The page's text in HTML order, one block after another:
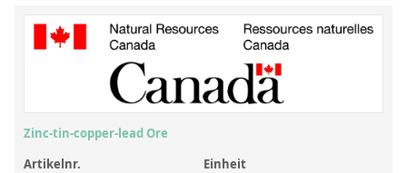
Referenzstandards für die Umweltanalytik
Referenzstandards für physikalische Eigenschaften
Organische Referenzstandards
Zinc-tin-copper-lead Ore
Artikelnr.
Einheit